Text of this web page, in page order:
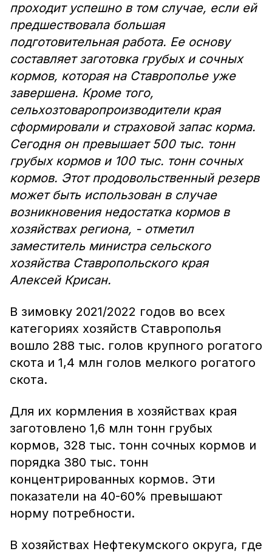
проходит успешно в том случае, если ей
предшествовала большая
подготовительная работа. Ее основу
составляет заготовка грубых и сочных
кормов, которая на Ставрополье уже
завершена. Кроме того,
сельхозтоваропроизводители края
сформировали и страховой запас корма.
Сегодня он превышает 500 тыс. тонн
грубых кормов и 100 тыс. тонн сочных
кормов. Этот продовольственный резерв
может быть использован в случае
возникновения недостатка кормов в
хозяйствах региона, - отметил
заместитель министра сельского
хозяйства Ставропольского края
Алексей Крисан.
В зимовку 2021/2022 годов во всех
категориях хозяйств Ставрополья
вошло 288 тыс. голов крупного рогатого
скота и 1,4 млн голов мелкого рогатого
скота.
Для их кормления в хозяйствах края
заготовлено 1,6 млн тонн грубых
кормов, 328 тыс. тонн сочных кормов и
порядка 380 тыс. тонн
концентрированных кормов. Эти
показатели на 40-60% превышают
норму потребности.
В хозяйствах Нефтекумского округа, где